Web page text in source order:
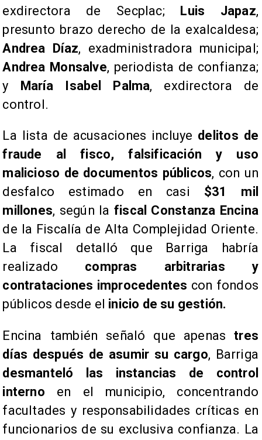
exdirectora de Secplac; Luis Japaz,
presunto brazo derecho de la exalcaldesa;
Andrea Díaz, exadministradora municipal;
Andrea Monsalve, periodista de confianza;
y María Isabel Palma, exdirectora de
control.
​La lista de acusaciones incluye delitos de
fraude al fisco, falsificación y uso
malicioso de documentos públicos, con un
desfalco estimado en casi $31 mil
millones, según la fiscal Constanza Encina
de la Fiscalía de Alta Complejidad Oriente.
La fiscal detalló que Barriga habría
realizado compras arbitrarias y
contrataciones improcedentes con fondos
públicos desde el inicio de su gestión.
​Encina también señaló que apenastres
días después de asumir su cargo, Barriga
desmanteló las instancias de control
interno en el municipio, concentrando
facultades y responsabilidades críticas en
funcionarios de su exclusiva confianza. La